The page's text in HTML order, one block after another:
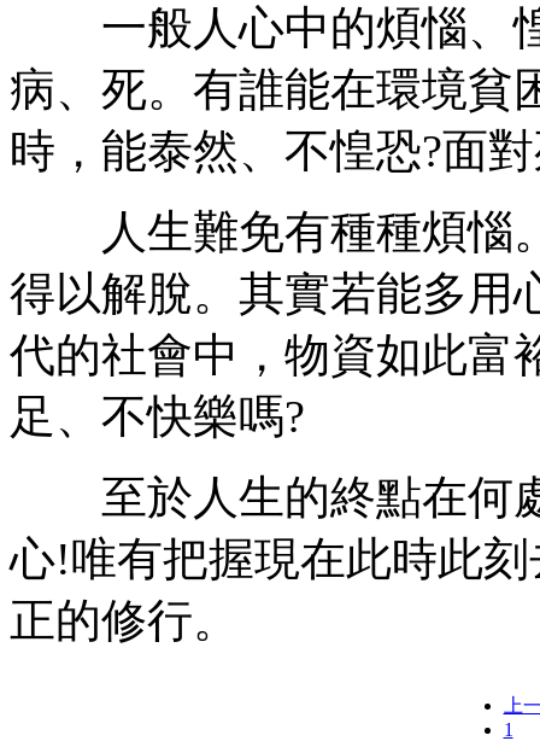
一般人心中的煩惱、
病、死。有誰能在環境貧
時，能泰然、不惶恐?面
人生難免有種種煩惱
得以解脫。其實若能多用
代的社會中，物資如此富
足、不快樂嗎?
至於人生的終點在何處
心!唯有把握現在此時此
正的修行。
上
1